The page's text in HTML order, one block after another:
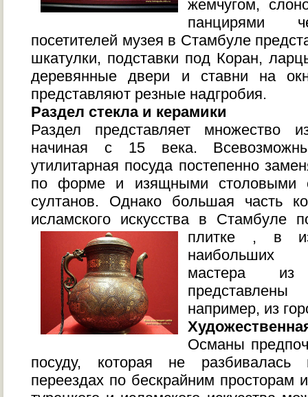
жемчугом,
панцирями
посетителей музея в Стамбуле
шкатулки, подставки под Коран,
деревянные двери и ставни на
представляют резные надгробия.
Раздел стекла и керамики
Раздел представляет множество
начиная с 15 века.
утилитарная посуда постепенно
по форме и изящными столовыми
султанов. Однако большая часть
исламского искусства в Стамбуле
плитке , в
наибольших
мастера из
например, из
Османы
посуду, которая не разбивалась
переездах по бескрайним просторам